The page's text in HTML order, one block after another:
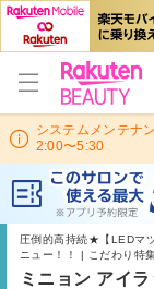
システムメンテナ
2:00〜5:30
圧倒的高持続★【LEDマ
ニュー！！ | こだわり特
ミニョン アイ